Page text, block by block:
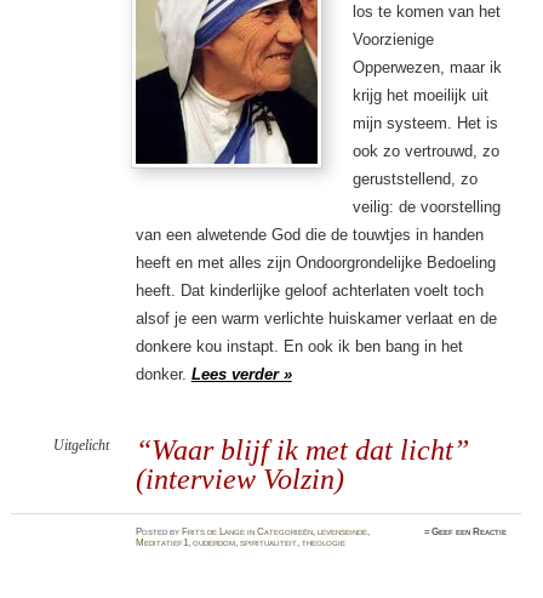
los te komen van het
Voorzienige
Opperwezen, maar ik
krijg het moeilijk uit
mijn systeem. Het is
ook zo vertrouwd, zo
geruststellend, zo
veilig: de voorstelling
van een alwetende God die de touwtjes in handen
heeft en met alles zijn Ondoorgrondelijke Bedoeling
heeft. Dat kinderlijke geloof achterlaten voelt toch
alsof je een warm verlichte huiskamer verlaat en de
donkere kou instapt. En ook ik ben bang in het
donker. Lees verder »
“Waar blijf ik met dat licht”
(interview Volzin)
Uitgelicht
PostedbyFrits de Lange inCategorieën ,levenseinde
Meditatief1 ,ouderdom ,spiritualiteit ,theologie
≈Geef een Reactie